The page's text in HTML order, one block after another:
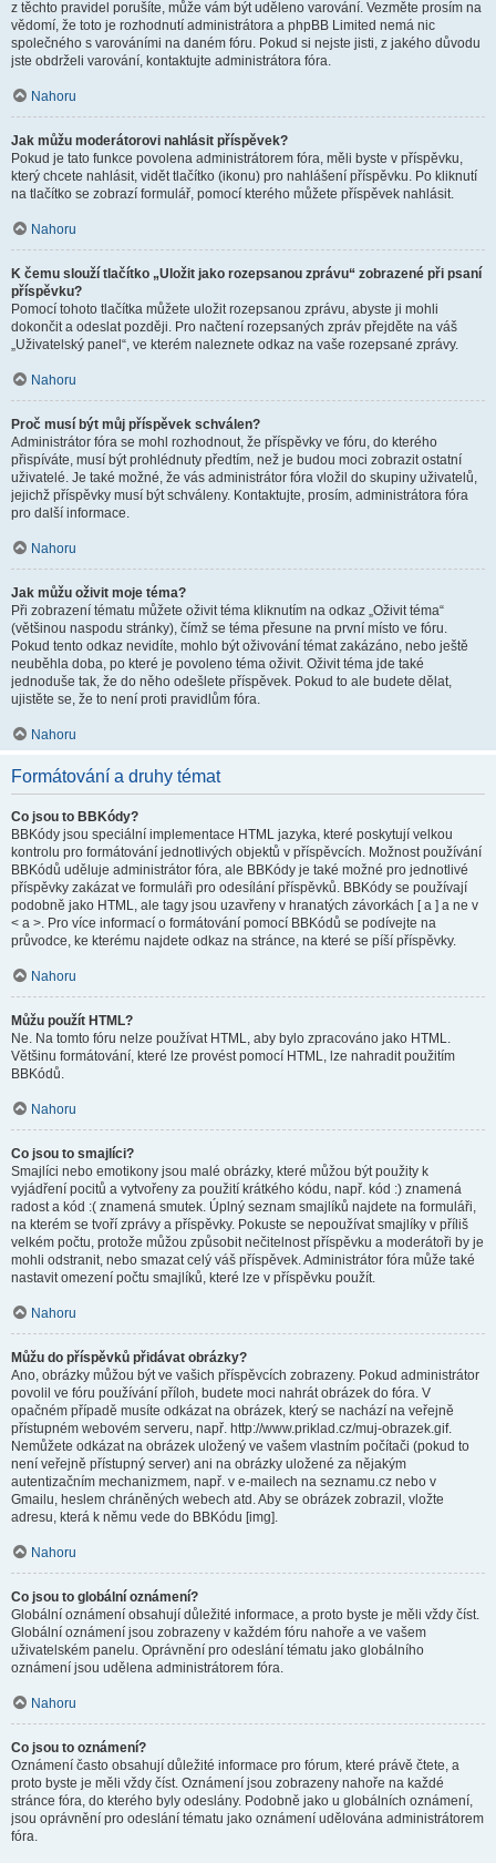
z těchto pravidel porušíte, může vám být uděleno varování. Vezměte prosím na
vědomí, že toto je rozhodnutí administrátora a phpBB Limited nemá nic
společného s varováními na daném fóru. Pokud si nejste jisti, z jakého důvodu
jste obdrželi varování, kontaktujte administrátora fóra.
Nahoru
Jak můžu moderátorovi nahlásit příspěvek?
Pokud je tato funkce povolena administrátorem fóra, měli byste v příspěvku,
který chcete nahlásit, vidět tlačítko (ikonu) pro nahlášení příspěvku. Po kliknutí
na tlačítko se zobrazí formulář, pomocí kterého můžete příspěvek nahlásit.
Nahoru
K čemu slouží tlačítko „Uložit jako rozepsanou zprávu“ zobrazené při psaní
příspěvku?
Pomocí tohoto tlačítka můžete uložit rozepsanou zprávu, abyste ji mohli
dokončit a odeslat později. Pro načtení rozepsaných zpráv přejděte na váš
„Uživatelský panel“, ve kterém naleznete odkaz na vaše rozepsané zprávy.
Nahoru
Proč musí být můj příspěvek schválen?
Administrátor fóra se mohl rozhodnout, že příspěvky ve fóru, do kterého
přispíváte, musí být prohlédnuty předtím, než je budou moci zobrazit ostatní
uživatelé. Je také možné, že vás administrátor fóra vložil do skupiny uživatelů,
jejichž příspěvky musí být schváleny. Kontaktujte, prosím, administrátora fóra
pro další informace.
Nahoru
Jak můžu oživit moje téma?
Při zobrazení tématu můžete oživit téma kliknutím na odkaz „Oživit téma“
(většinou naspodu stránky), čímž se téma přesune na první místo ve fóru.
Pokud tento odkaz nevidíte, mohlo být oživování témat zakázáno, nebo ještě
neuběhla doba, po které je povoleno téma oživit. Oživit téma jde také
jednoduše tak, že do něho odešlete příspěvek. Pokud to ale budete dělat,
ujistěte se, že to není proti pravidlům fóra.
Nahoru
Formátování a druhy témat
Co jsou to BBKódy?
BBKódy jsou speciální implementace HTML jazyka, které poskytují velkou
kontrolu pro formátování jednotlivých objektů v příspěvcích. Možnost používání
BBKódů uděluje administrátor fóra, ale BBKódy je také možné pro jednotlivé
příspěvky zakázat ve formuláři pro odesílání příspěvků. BBKódy se používají
podobně jako HTML, ale tagy jsou uzavřeny v hranatých závorkách [ a ] a ne v
< a >. Pro více informací o formátování pomocí BBKódů se podívejte na
průvodce, ke kterému najdete odkaz na stránce, na které se píší příspěvky.
Nahoru
Můžu použít HTML?
Ne. Na tomto fóru nelze používat HTML, aby bylo zpracováno jako HTML.
Většinu formátování, které lze provést pomocí HTML, lze nahradit použitím
BBKódů.
Nahoru
Co jsou to smajlíci?
Smajlíci nebo emotikony jsou malé obrázky, které můžou být použity k
vyjádření pocitů a vytvořeny za použití krátkého kódu, např. kód :) znamená
radost a kód :( znamená smutek. Úplný seznam smajlíků najdete na formuláři,
na kterém se tvoří zprávy a příspěvky. Pokuste se nepoužívat smajlíky v příliš
velkém počtu, protože můžou způsobit nečitelnost příspěvku a moderátoři by je
mohli odstranit, nebo smazat celý váš příspěvek. Administrátor fóra může také
nastavit omezení počtu smajlíků, které lze v příspěvku použít.
Nahoru
Můžu do příspěvků přidávat obrázky?
Ano, obrázky můžou být ve vašich příspěvcích zobrazeny. Pokud administrátor
povolil ve fóru používání příloh, budete moci nahrát obrázek do fóra. V
opačném případě musíte odkázat na obrázek, který se nachází na veřejně
přístupném webovém serveru, např. http://www.priklad.cz/muj-obrazek.gif.
Nemůžete odkázat na obrázek uložený ve vašem vlastním počítači (pokud to
není veřejně přístupný server) ani na obrázky uložené za nějakým
autentizačním mechanizmem, např. v e-mailech na seznamu.cz nebo v
Gmailu, heslem chráněných webech atd. Aby se obrázek zobrazil, vložte
adresu, která k němu vede do BBKódu [img].
Nahoru
Co jsou to globální oznámení?
Globální oznámení obsahují důležité informace, a proto byste je měli vždy číst.
Globální oznámení jsou zobrazeny v každém fóru nahoře a ve vašem
uživatelském panelu. Oprávnění pro odeslání tématu jako globálního
oznámení jsou udělena administrátorem fóra.
Nahoru
Co jsou to oznámení?
Oznámení často obsahují důležité informace pro fórum, které právě čtete, a
proto byste je měli vždy číst. Oznámení jsou zobrazeny nahoře na každé
stránce fóra, do kterého byly odeslány. Podobně jako u globálních oznámení,
jsou oprávnění pro odeslání tématu jako oznámení udělována administrátorem
fóra.